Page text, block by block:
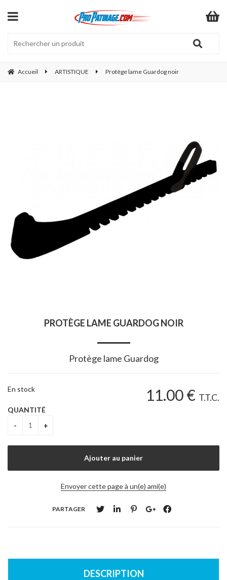
Accueil ARTISTIQUE Protège lame Guardog noir
PROTÈGE LAME GUARDOG NOIR
Protège lame Guardog
11.00€ T.T.C.
En stock
QUANTITÉ
Envoyer cette page à un(e) ami(e)
PARTAGER
DESCRIPTION